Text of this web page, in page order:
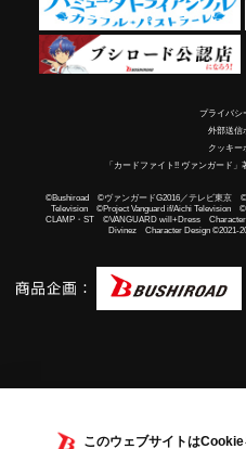
このウェブサイトは
プライバシ
外部送信
クッキー
「カードファイト!! ヴァンガード
©Bushiroad ©ヴァンガードG2016／テレビ東京
Television ©Project Vanguard if/Aichi Television
CLAMP・ST ©VANGUARD will+Dress
Divinez Character Design ©2021-